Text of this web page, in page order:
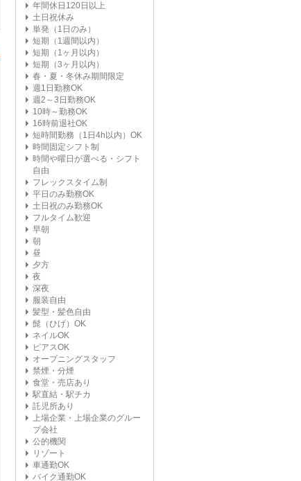
年間休日120日以上
土日祝休み
単発（1日のみ）
短期（1週間以内）
短期（1ヶ月以内）
短期（3ヶ月以内）
春・夏・冬休み期間限定
週1日勤務OK
週2～3日勤務OK
10時～勤務OK
16時前退社OK
短時間勤務（1日4h以内）OK
時間固定シフト制
時間や曜日が選べる・シフト
自由
フレックスタイム制
平日のみ勤務OK
土日祝のみ勤務OK
フルタイム歓迎
早朝
朝
昼
夕方
夜
深夜
服装自由
髪型・髪色自由
髭（ひげ）OK
ネイルOK
ピアスOK
オープニングスタッフ
禁煙・分煙
食堂・売店あり
駅直結・駅チカ
託児所あり
上場企業・上場企業のグルー
プ会社
公的機関
リゾート
車通勤OK
バイク通勤OK